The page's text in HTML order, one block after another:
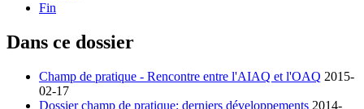
Fin
Dans ce dossier
Champ de pratique - Rencontre entre l'AIAQ et l'OAQ 2015-
02-17
Dossier champ de pratique: derniers développements 2014-